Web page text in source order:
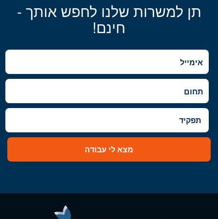
תן למשרות שלנו לחפש אותך -
חינם!
מצא לי עבודה